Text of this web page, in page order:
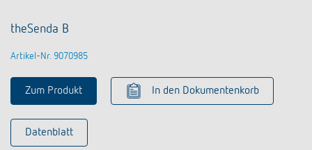
theSenda B
Artikel-Nr. 9070985
Zum Produkt In den Dokumentenkorb
Datenblatt